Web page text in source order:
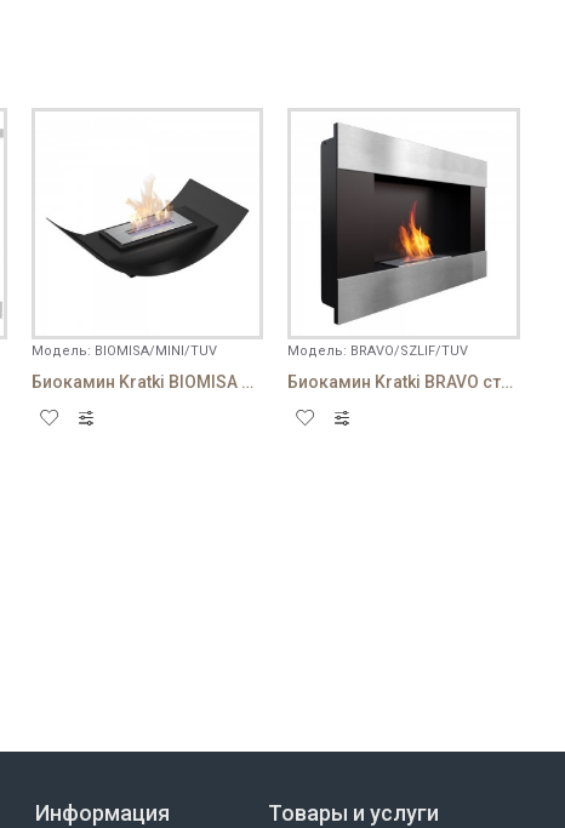
Модель: BIOMISA/MINI/TUV
Биокамин Kratki BIOMISA MINI черный
Модель: BRAVO/SZLIF/TUV
Биокамин Kratki BRAVO стальной
Информация Товары и услуги